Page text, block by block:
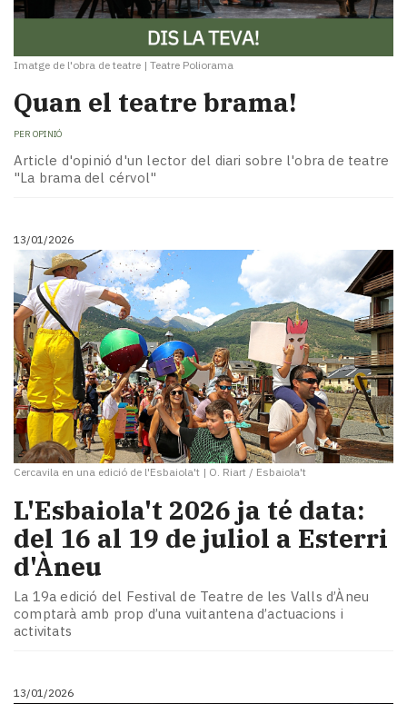
Imatge de l'obra de teatre | Teatre Poliorama
Quan el teatre brama!
PER OPINIÓ
Article d'opinió d'un lector del diari sobre l'obra de teatre
"La brama del cérvol"
13/01/2026
Cercavila en una edició de l'Esbaiola't | O. Riart / Esbaiola't
L'Esbaiola't 2026 ja té data:
del 16 al 19 de juliol a Esterri
d'Àneu
La 19a edició del Festival de Teatre de les Valls d’Àneu
comptarà amb prop d’una vuitantena d’actuacions i
activitats
13/01/2026